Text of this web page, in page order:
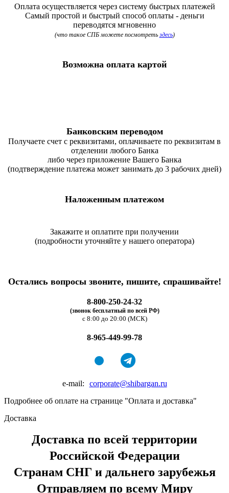
Оплата осуществляется через систему быстрых платежей
Самый простой и быстрый способ оплаты - деньги
переводятся мгновенно
(что такое СПБ можете посмотреть здесь)
Возможна оплата картой
Банковским переводом
Получаете счет с реквизитами, оплачиваете по реквизитам в
отделении любого Банка
либо через приложение Вашего Банка
(подтверждение платежа может занимать до 3 рабочих дней)
Наложенным платежом
Закажите и оплатите при получении
(подробности уточняйте у нашего оператора)
Остались вопросы звоните, пишите, спрашивайте!
8-800-250-24-32
(звонок бесплатный по всей РФ)
с 8:00 до 20:00 (МСК)
8-965-449-99-78
e-mail:
corporate@shibargan.ru
Подробнее об оплате на странице "Оплата и доставка"
Доставка
Доставка по всей территории
Российской Федерации
Странам СНГ и дальнего зарубежья
Отправляем по всему Миру